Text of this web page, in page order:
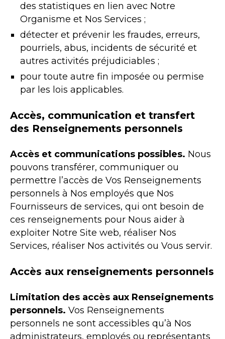
des statistiques en lien avec Notre
Organisme et Nos Services ;
détecter et prévenir les fraudes, erreurs,
pourriels, abus, incidents de sécurité et
autres activités préjudiciables ;
pour toute autre fin imposée ou permise
par les lois applicables.
Accès, communication et transfert
des Renseignements personnels
Accès et communications possibles. Nous
pouvons transférer, communiquer ou
permettre l’accès de Vos Renseignements
personnels à Nos employés que Nos
Fournisseurs de services, qui ont besoin de
ces renseignements pour Nous aider à
exploiter Notre Site web, réaliser Nos
Services, réaliser Nos activités ou Vous servir.
Accès aux renseignements personnels
Limitation des accès aux Renseignements
personnels. Vos Renseignements
personnels ne sont accessibles qu’à Nos
administrateurs, employés ou représentants